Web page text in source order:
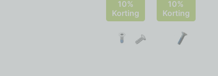
10%
Korting
10%
Korting